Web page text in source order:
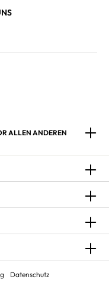
ALLEN ANDEREN
Datenschutz